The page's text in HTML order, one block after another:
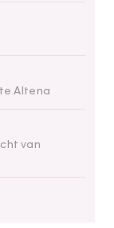
Altena
van